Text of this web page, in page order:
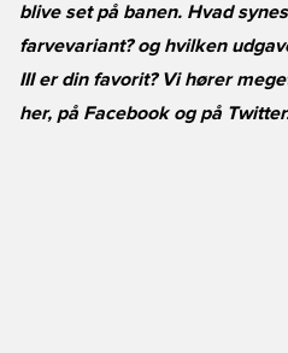
blive set på banen. Hvad
farvevariant? og hvilken
III er din favorit? Vi hører
her, på Facebookog på Twitter